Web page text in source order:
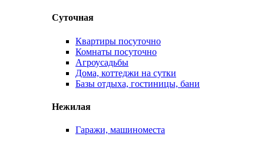
Суточная
Квартиры посуточно
Комнаты посуточно
Агроусадьбы
Дома, коттеджи на сутки
Базы отдыха, гостиницы, бани
Нежилая
Гаражи, машиноместа